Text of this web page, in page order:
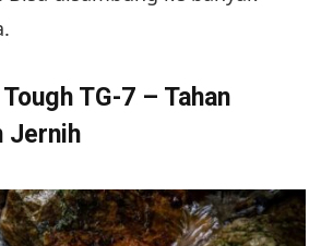
TG-7 – Tahan
Jernih